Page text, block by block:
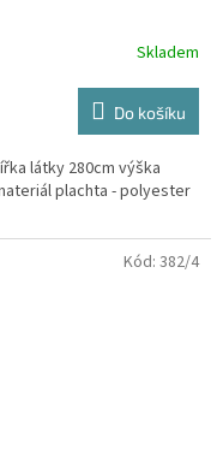
Skladem
Do košíku
látky 280cm výška
plachta - polyester
Kód: 382/4